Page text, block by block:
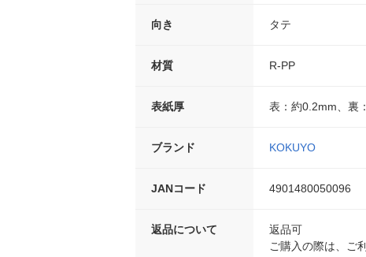
向き タテ
材質 R-PP
表紙厚 表：約0.2mm、裏
ブランド KOKUYO
JANコード 4901480050096
返品について
返品可
ご購入の際は、ご